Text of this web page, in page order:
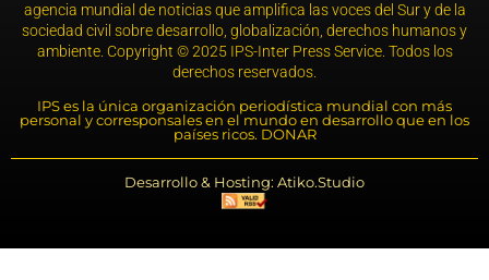
agencia mundial de noticias que amplifica las voces del Sur y de la
sociedad civil sobre desarrollo, globalización, derechos humanos y
ambiente. Copyright © 2025 IPS-Inter Press Service. Todos los
derechos reservados.
IPS es la única organización periodística mundial con más
personal y corresponsales en el mundo en desarrollo que en los
países ricos. DONAR
Desarrollo & Hosting: Atiko.Studio